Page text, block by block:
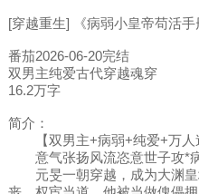
[穿越重生] 《病弱小皇帝苟活手
番茄2026-06-20完结
双男主纯爱古代穿越魂穿
16.2万字
简介：
【双男主+病弱+纯爱+万人
意气张扬风流恣意世子攻*
元旻一朝穿越，成为大渊皇